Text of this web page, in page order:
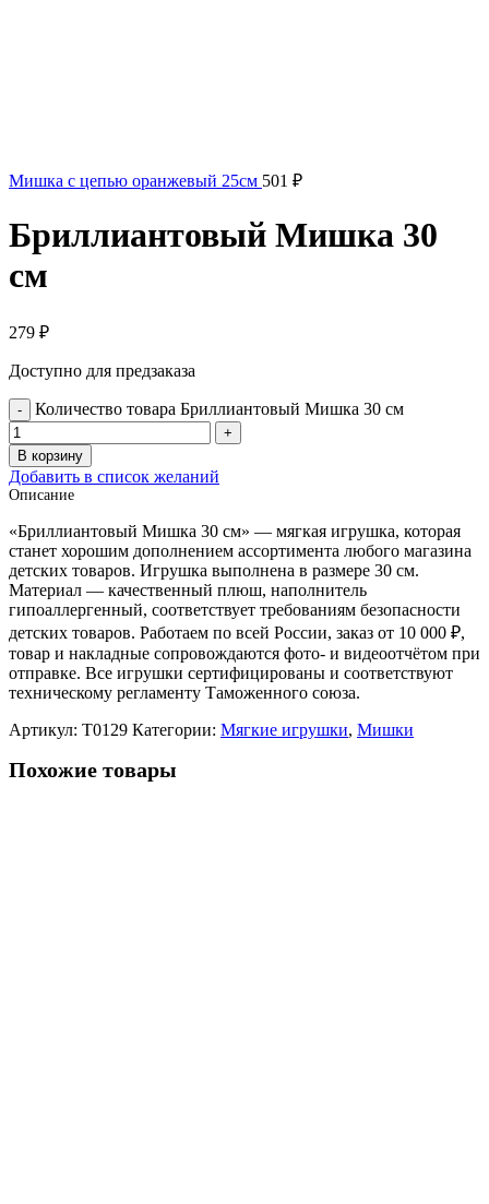
Мишка с цепью оранжевый 25см 501 ₽
Бриллиантовый Мишка 30
см
279 ₽
Доступно для предзаказа
Количество товара Бриллиантовый Мишка 30 см
В корзину
Добавить в список желаний
Описание
«Бриллиантовый Мишка 30 см» — мягкая игрушка, которая
станет хорошим дополнением ассортимента любого магазина
детских товаров. Игрушка выполнена в размере 30 см.
Материал — качественный плюш, наполнитель
гипоаллергенный, соответствует требованиям безопасности
детских товаров. Работаем по всей России, заказ от 10 000 ₽,
товар и накладные сопровождаются фото- и видеоотчётом при
отправке. Все игрушки сертифицированы и соответствуют
техническому регламенту Таможенного союза.
Артикул: T0129 Категории: Мягкие игрушки, Мишки
Похожие товары